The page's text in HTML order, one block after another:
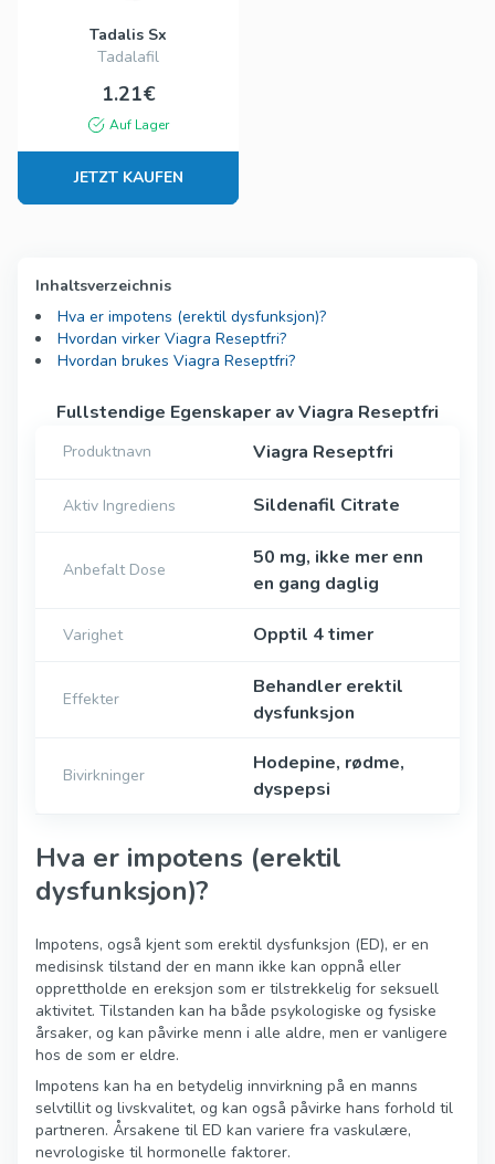
Tadalis Sx
Tadalafil
1.21€
Auf Lager
JETZT KAUFEN
Inhaltsverzeichnis
Hva er impotens (erektil dysfunksjon)?
Hvordan virker Viagra Reseptfri?
Hvordan brukes Viagra Reseptfri?
Fullstendige Egenskaper av Viagra Reseptfri
Produktnavn Viagra Reseptfri
Aktiv Ingrediens Sildenafil Citrate
Anbefalt Dose
50 mg, ikke mer enn
en gang daglig
Varighet Opptil 4 timer
Effekter
Behandler erektil
dysfunksjon
Bivirkninger
Hodepine, rødme,
dyspepsi
Hva er impotens (erektil
dysfunksjon)?
Impotens, også kjent som erektil dysfunksjon (ED), er en
medisinsk tilstand der en mann ikke kan oppnå eller
opprettholde en ereksjon som er tilstrekkelig for seksuell
aktivitet. Tilstanden kan ha både psykologiske og fysiske
årsaker, og kan påvirke menn i alle aldre, men er vanligere
hos de som er eldre.
Impotens kan ha en betydelig innvirkning på en manns
selvtillit og livskvalitet, og kan også påvirke hans forhold til
partneren. Årsakene til ED kan variere fra vaskulære,
nevrologiske til hormonelle faktorer.